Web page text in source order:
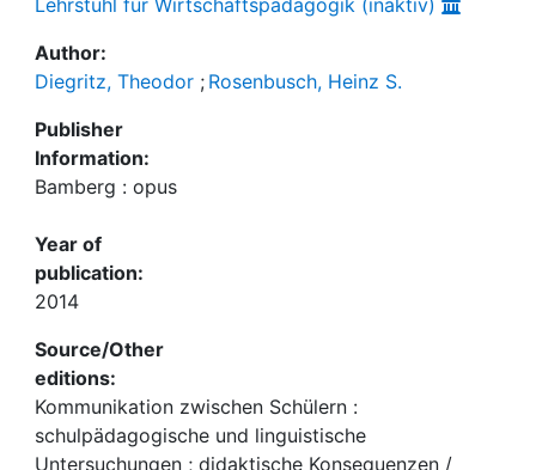
Lehrstuhl für Wirtschaftspädagogik (inaktiv)
Author:
Diegritz, Theodor ; Rosenbusch, Heinz S.
Publisher
Information:
Bamberg : opus
Year of
publication:
2014
Source/Other
editions:
Kommunikation zwischen Schülern :
schulpädagogische und linguistische
Untersuchungen ; didaktische Konsequenzen /